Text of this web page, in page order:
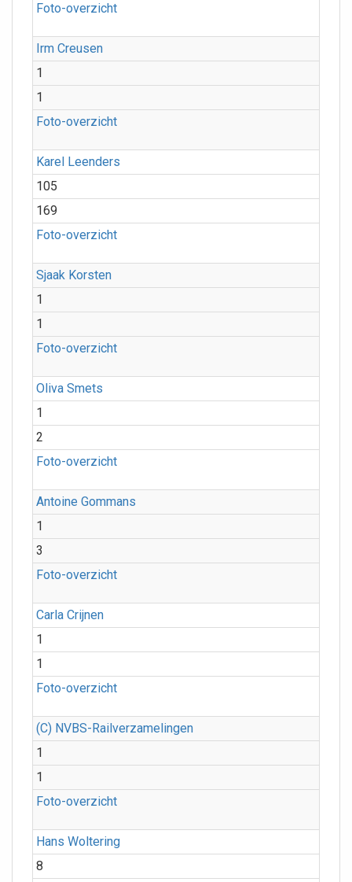
Foto-overzicht
Irm Creusen
1
1
Foto-overzicht
Karel Leenders
105
169
Foto-overzicht
Sjaak Korsten
1
1
Foto-overzicht
Oliva Smets
1
2
Foto-overzicht
Antoine Gommans
1
3
Foto-overzicht
Carla Crijnen
1
1
Foto-overzicht
(C) NVBS-Railverzamelingen
1
1
Foto-overzicht
Hans Woltering
8